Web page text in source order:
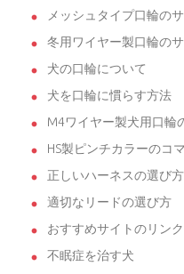
メッシュタイプ口輪の
冬用ワイヤー製口輪の
犬の口輪について
犬を口輪に慣らす方法
M4ワイヤー製犬用口輪
HS製ピンチカラーのコ
正しいハーネスの選び方
適切なリードの選び方
おすすめサイトのリンク
不眠症を治す犬